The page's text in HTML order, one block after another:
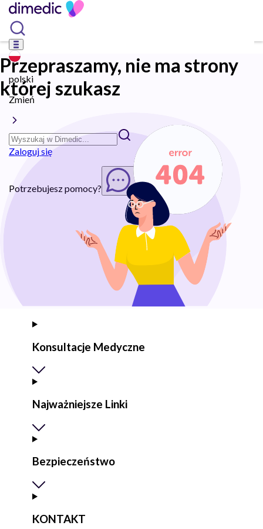
polski
Zmień
Zaloguj się
Potrzebujesz pomocy? Rozpocznij chat
Przepraszamy, nie ma strony
której szukasz
Konsultacje Medyczne
Najważniejsze Linki
Bezpieczeństwo
KONTAKT